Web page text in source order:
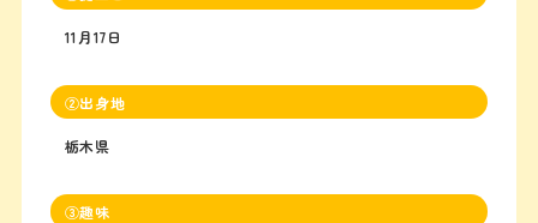
11月17日
②出身地
栃木県
③趣味